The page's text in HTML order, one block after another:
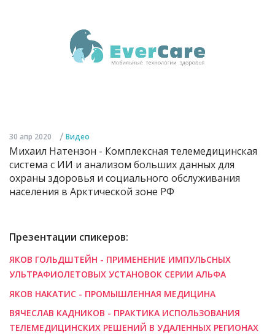
30 апр 2020 / Видео
Михаил Натензон - Комплексная телемедицинская
система с ИИ и анализом больших данных для
охраны здоровья и социального обслуживания
населения в Арктической зоне РФ
Презентации спикеров:
ЯКОВ ГОЛЬДШТЕЙН - ПРИМЕНЕНИЕ ИМПУЛЬСНЫХ
УЛЬТРАФИОЛЕТОВЫХ УСТАНОВОК СЕРИИ АЛЬФА
ЯКОВ НАКАТИС - ПРОМЫШЛЕННАЯ МЕДИЦИНА
ВЯЧЕСЛАВ КАДНИКОВ - ПРАКТИКА ИСПОЛЬЗОВАНИЯ
ТЕЛЕМЕДИЦИНСКИХ РЕШЕНИЙ В УДАЛЕННЫХ РЕГИОНАХ